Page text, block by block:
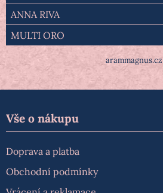
ANNA RIVA
MULTI ORO
arammagnus.cz
Vše o nákupu
Doprava a platba
Obchodní podmínky